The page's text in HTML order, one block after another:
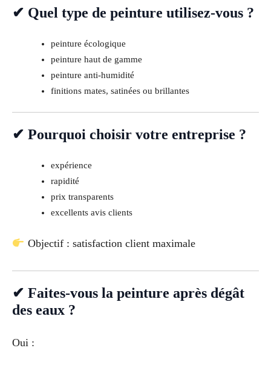
✔ Quel type de peinture utilisez-vous ?
peinture écologique
peinture haut de gamme
peinture anti-humidité
finitions mates, satinées ou brillantes
✔ Pourquoi choisir votre entreprise ?
expérience
rapidité
prix transparents
excellents avis clients
Objectif : satisfaction client maximale
✔ Faites-vous la peinture après dégât
des eaux ?
Oui :